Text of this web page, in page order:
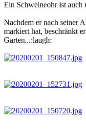
Ein Schweineohr ist auch
Nachdem er nach seiner
markiert hat, beschränkt
Garten...:laugh: